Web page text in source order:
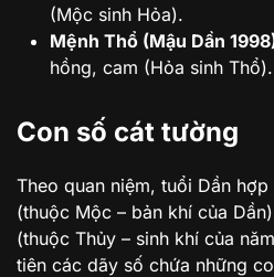
(Mộc sinh Hỏa).
Mệnh Thổ (Mậu Dần
hồng, cam (Hỏa sinh Thổ).
Con số cát tường
Theo quan niệm, tuổi Dần
(thuộc Mộc – bản khí của
(thuộc Thủy – sinh khí của
tiên các dãy số chứa những